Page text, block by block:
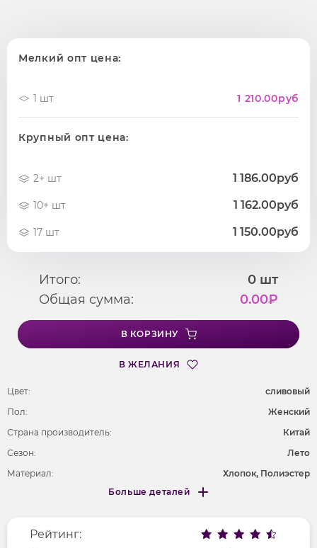
Мелкий опт цена:
1 шт 1 210.00руб
Крупный опт цена:
2+ шт 1 186.00руб
10+ шт 1 162.00руб
17 шт 1 150.00руб
Итого: 0 шт
Общая сумма:
0.00₽
В КОРЗИНУ
В ЖЕЛАНИЯ
Цвет:
сливовый
Пол:
Женский
Страна производитель:
Китай
Сезон:
Лето
Материал:
Хлопок, Полиэстер
Фактура материала
текстильный
Больше деталей
Меньше деталей
Рейтинг: